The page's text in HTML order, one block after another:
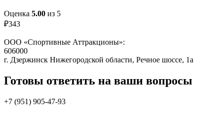
Оценка 5.00 из 5
₽343
ООО «Спортивные Аттракционы»:
606000
г. Дзержинск Нижегородской области, Речное шоссе, 1а
Готовы ответить на ваши вопросы
+7 (951) 905-47-93